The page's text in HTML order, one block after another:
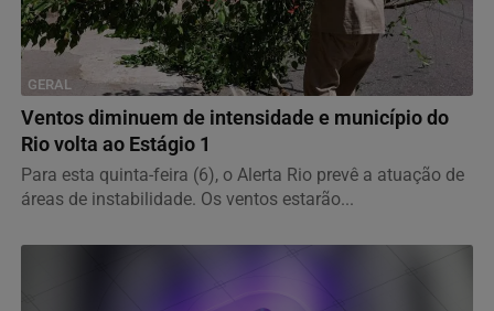
GERAL
Ventos diminuem de intensidade e município do
Rio volta ao Estágio 1
Para esta quinta-feira (6), o Alerta Rio prevê a atuação de
áreas de instabilidade. Os ventos estarão...